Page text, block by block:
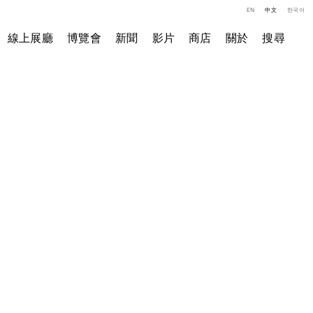
線上展廳 博覽會 新聞 影片 商店 關於 搜尋
EN 中文 한국어